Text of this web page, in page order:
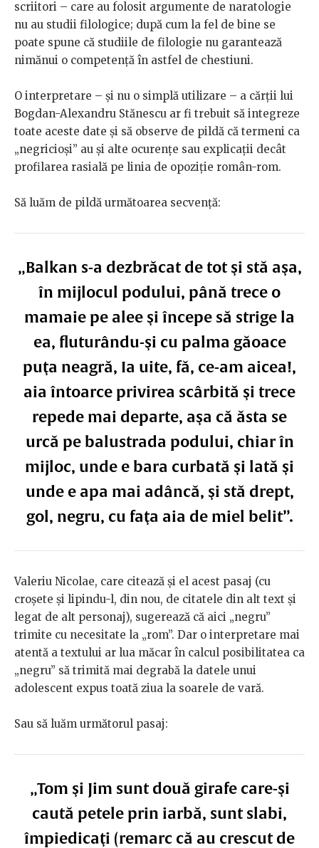
scriitori – care au folosit argumente de naratologie
nu au studii filologice; după cum la fel de bine se
poate spune că studiile de filologie nu garantează
nimănui o competență în astfel de chestiuni.
O interpretare – și nu o simplă utilizare – a cărții lui
Bogdan-Alexandru Stănescu ar fi trebuit să integreze
toate aceste date și să observe de pildă că termeni ca
„negricioși” au și alte ocurențe sau explicații decât
profilarea rasială pe linia de opoziție român-rom.
Să luăm de pildă următoarea secvență:
„Balkan s-a dezbrăcat de tot şi stă aşa,
în mijlocul podului, până trece o
mamaie pe alee şi începe să strige la
ea, fluturându-şi cu palma găoace
puţa neagră, Ia uite, fă, ce-am aicea!,
aia întoarce privirea scârbită şi trece
repede mai departe, aşa că ăsta se
urcă pe balustrada podului, chiar în
mijloc, unde e bara curbată şi lată şi
unde e apa mai adâncă, şi stă drept,
gol, negru, cu faţa aia de miel belit”.
Valeriu Nicolae, care citează și el acest pasaj (cu
croșete și lipindu-l, din nou, de citatele din alt text și
legat de alt personaj), sugerează că aici „negru”
trimite cu necesitate la „rom”. Dar o interpretare mai
atentă a textului ar lua măcar în calcul posibilitatea ca
„negru” să trimită mai degrabă la datele unui
adolescent expus toată ziua la soarele de vară.
Sau să luăm următorul pasaj:
„Tom şi Jim sunt două girafe care-şi
caută petele prin iarbă, sunt slabi,
împiedicaţi (remarc că au crescut de